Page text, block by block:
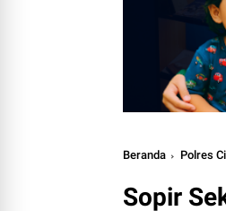
Beranda Polres
Sopir